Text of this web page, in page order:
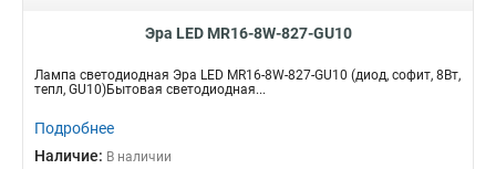
Эра LED MR16-8W-827-GU10
Лампа светодиодная Эра LED MR16-8W-827-GU10 (диод, софит, 8Вт,
тепл, GU10)Бытовая светодиодная...
Подробнее
Наличие: В наличии